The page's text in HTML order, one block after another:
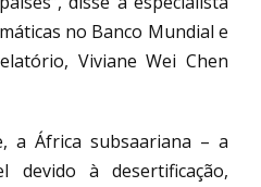
no Banco Mundial e
Viviane Wei Chen
a África subsaariana – a
devido à desertificação,